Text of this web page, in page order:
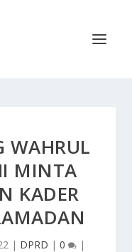
WAHRUL
MINTA
KADER
| DPRD | 0 |